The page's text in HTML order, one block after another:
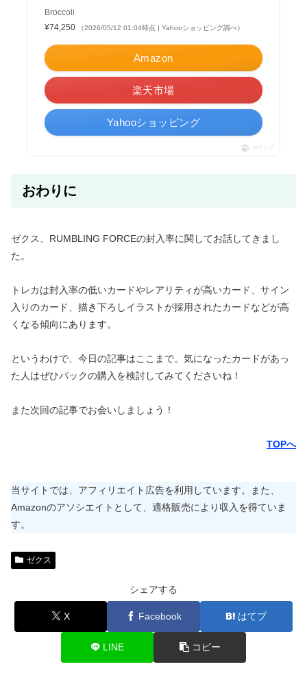
Broccoli
¥74,250
（2026/05/12 01:04時点 | Yahooショッピング調べ）
Amazon
楽天市場
Yahooショッピング
ポチップ
おわりに
ゼクス、RUMBLING FORCEの封入率に関してお話してきまし
た。
トレカは封入率の低いカードやレアリティが高いカード、サイン
入りのカード、描き下ろしイラストが採用されたカードなどが高
くなる傾向にあります。
というわけで、今日の記事はここまで。気になったカードがあっ
た人はぜひパックの購入を検討してみてくださいね！
また次回の記事でお会いしましょう！
TOPへ
当サイトでは、アフィリエイト広告を利用しています。また、
Amazonのアソシエイトとして、適格販売により収入を得ていま
す。
ゼクス
シェアする
X Facebook はてブ
LINE コピー